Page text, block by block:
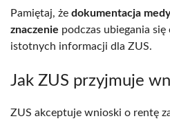
Pamiętaj, że dokumentacja
znaczenie podczas ubiegania
istotnych informacji dla ZUS.
Jak ZUS przyjmuje
ZUS akceptuje wnioski o rentę